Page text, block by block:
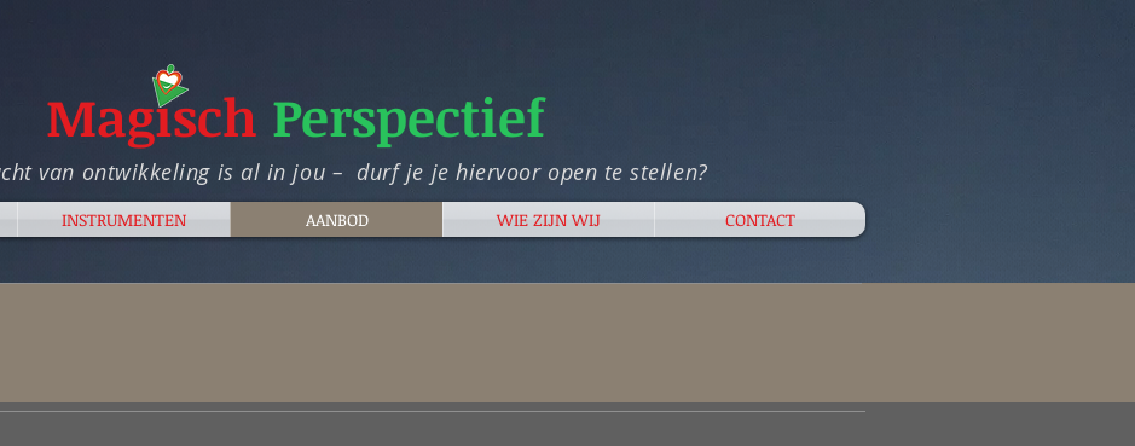
Magisch Perspectief
van ontwikkeling is al in jou – durf je je hiervoor open te stellen?
INSTRUMENTEN AANBOD WIE ZIJN WIJ CONTACT